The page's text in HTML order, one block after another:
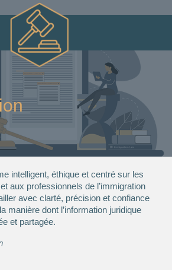
intelligent, éthique et centré sur les
aux professionnels de l’immigration
avec clarté, précision et confiance
manière dont l’information juridique
et partagée.